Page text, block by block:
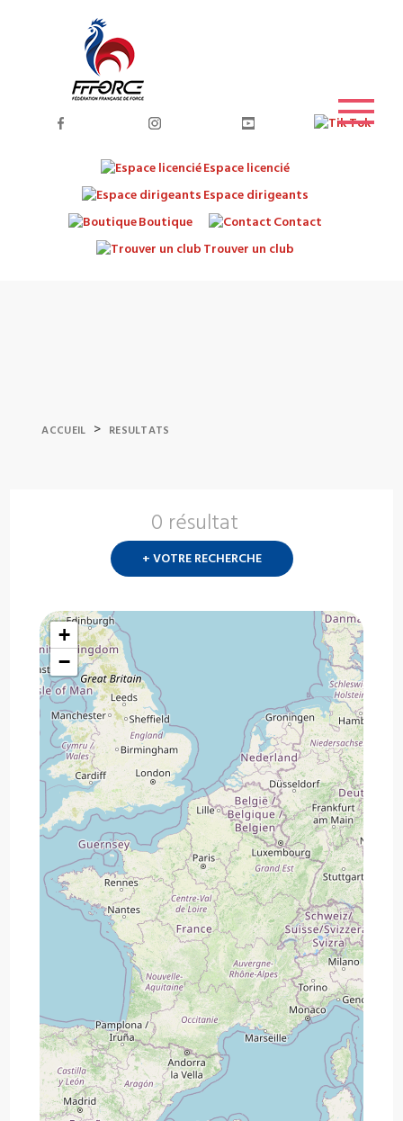
Espace licencié
Espace dirigeants
Boutique
Contact
Trouver un club
ACCUEIL > RESULTATS
0 résultat
+ VOTRE RECHERCHE
+
−